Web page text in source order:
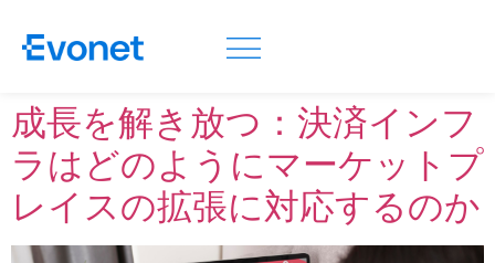
成長を解き放つ：決済インフ
ラはどのようにマーケットプ
レイスの拡張に対応するのか